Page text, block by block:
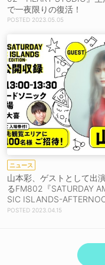
で一夜限りの復活！
2023.05.05
ニュース
山本彩、ゲストとして出
るFM802『SATURDAY
SIC ISLANDS-
EDITION-』番組公開収録決
2023.04.15